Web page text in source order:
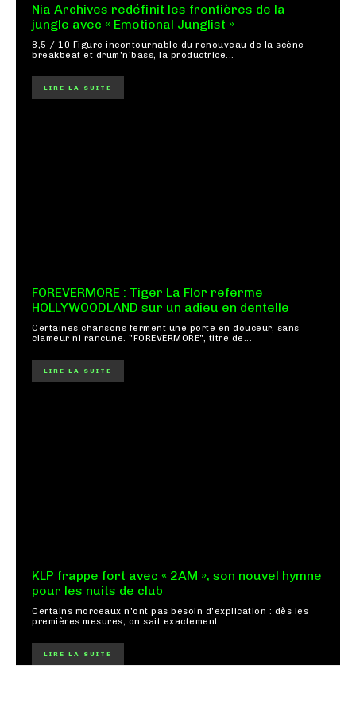
Nia Archives redéfinit les frontières de la
jungle avec « Emotional Junglist »
8,5 / 10 Figure incontournable du renouveau de la scène
breakbeat et drum'n'bass, la productrice...
LIRE LA SUITE
FOREVERMORE : Tiger La Flor referme
HOLLYWOODLAND sur un adieu en dentelle
Certaines chansons ferment une porte en douceur, sans
clameur ni rancune. "FOREVERMORE", titre de...
LIRE LA SUITE
KLP frappe fort avec « 2AM », son nouvel hymne
pour les nuits de club
Certains morceaux n'ont pas besoin d'explication : dès les
premières mesures, on sait exactement...
LIRE LA SUITE